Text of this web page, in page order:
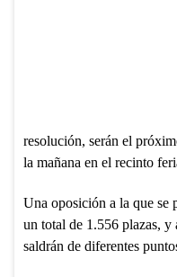
resolución, serán el
la mañana en el recinto
Una oposición a la que se
un total de 1.556 plazas, y
saldrán de diferentes